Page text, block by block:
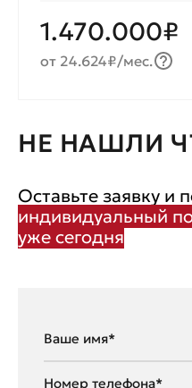
1.470.000₽
от 24.624₽/мес.
НЕ НАШЛИ
Оставьте заявку и
индивидуальный
уже сегодня